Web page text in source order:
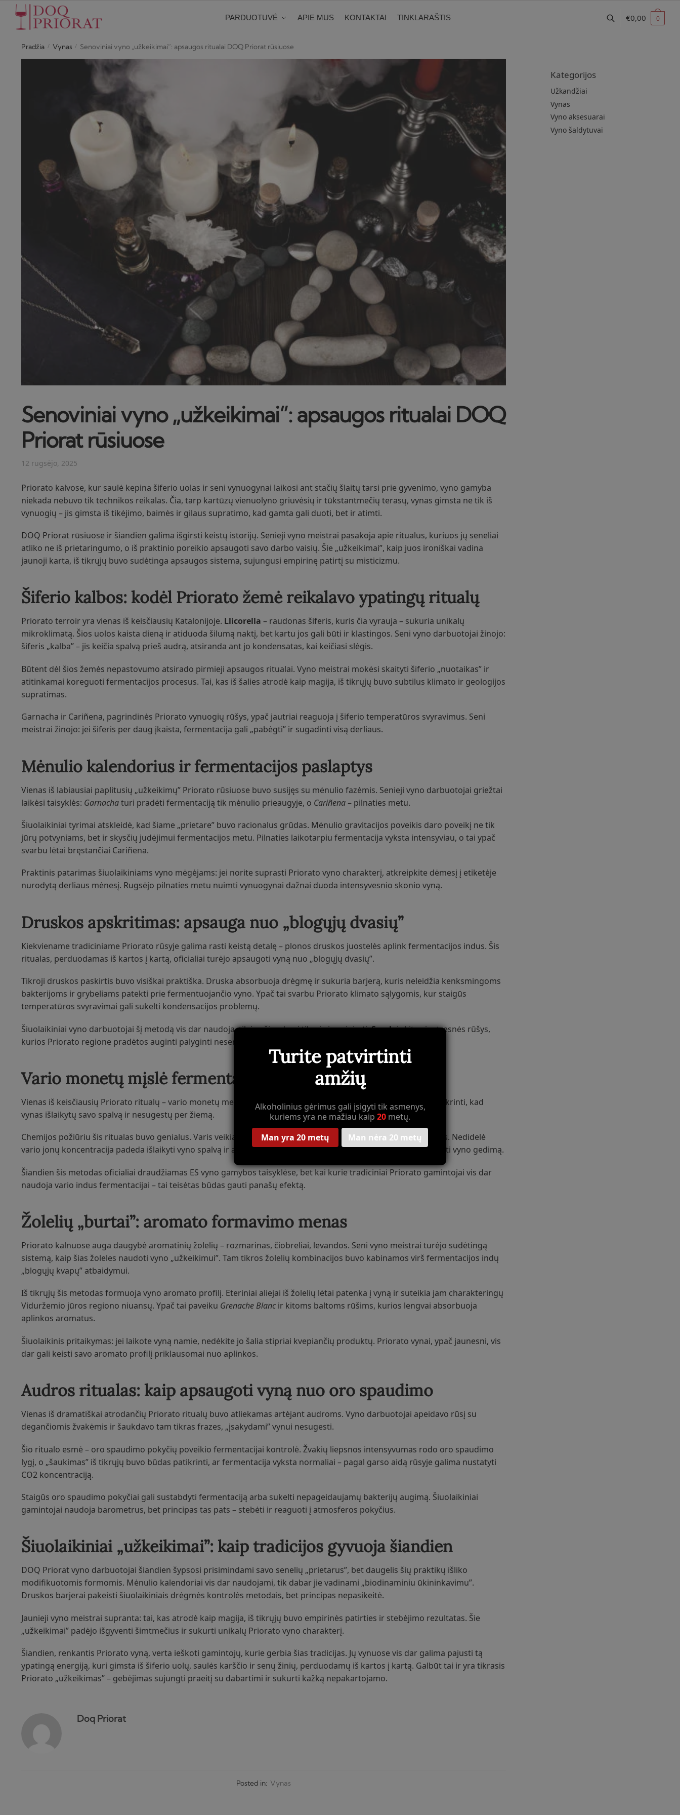
navigation
content
PARDUOTUVĖ APIE MUS KONTAKTAI TINKLARAŠTIS €0,00 0
Pradžia / Vynas / Senoviniai vyno „užkeikimai”: apsaugos ritualai DOQ Priorat rūsiuose
Senoviniai vyno „užkeikimai”: apsaugos ritualai DOQ
Priorat rūsiuose
12 rugsėjo, 2025
Priorato kalvose, kur saulė kepina šiferio uolas ir seni vynuogynai laikosi ant stačių šlaitų tarsi prie gyvenimo, vyno gamyba
niekada nebuvo tik technikos reikalas. Čia, tarp kartūzų vienuolyno griuvėsių ir tūkstantmečių terasų, vynas gimsta ne tik iš
vynuogių – jis gimsta iš tikėjimo, baimės ir gilaus supratimo, kad gamta gali duoti, bet ir atimti.
DOQ Priorat rūsiuose ir šiandien galima išgirsti keistų istorijų. Senieji vyno meistrai pasakoja apie ritualus, kuriuos jų seneliai
atliko ne iš prietaringumo, o iš praktinio poreikio apsaugoti savo darbo vaisių. Šie „užkeikimai”, kaip juos ironiškai vadina
jaunoji karta, iš tikrųjų buvo sudėtinga apsaugos sistema, sujungusi empirinę patirtį su misticizmu.
Šiferio kalbos: kodėl Priorato žemė reikalavo ypatingų ritualų
Priorato terroir yra vienas iš keisčiausių Katalonijoje. Llicorella – raudonas šiferis, kuris čia vyrauja – sukuria unikalų
mikroklimatą. Šios uolos kaista dieną ir atiduoda šilumą naktį, bet kartu jos gali būti ir klastingos. Seni vyno darbuotojai žinojo:
šiferis „kalba” – jis keičia spalvą prieš audrą, atsiranda ant jo kondensatas, kai keičiasi slėgis.
Būtent dėl šios žemės nepastovumo atsirado pirmieji apsaugos ritualai. Vyno meistrai mokėsi skaityti šiferio „nuotaikas” ir
atitinkamai koreguoti fermentacijos procesus. Tai, kas iš šalies atrodė kaip magija, iš tikrųjų buvo subtilus klimato ir geologijos
supratimas.
Garnacha ir Cariñena, pagrindinės Priorato vynuogių rūšys, ypač jautriai reaguoja į šiferio temperatūros svyravimus. Seni
meistrai žinojo: jei šiferis per daug įkaista, fermentacija gali „pabėgti” ir sugadinti visą derliaus.
Mėnulio kalendorius ir fermentacijos paslaptys
Vienas iš labiausiai paplitusių „užkeikimų” Priorato rūsiuose buvo susijęs su mėnulio fazėmis. Senieji vyno darbuotojai griežtai
laikėsi taisyklės: Garnachaturi pradėti fermentaciją tik mėnulio prieaugyje, o Cariñena– pilnaties metu.
Šiuolaikiniai tyrimai atskleidė, kad šiame „prietare” buvo racionalus grūdas. Mėnulio gravitacijos poveikis daro poveikį ne tik
jūrų potvyniams, bet ir skysčių judėjimui fermentacijos metu. Pilnaties laikotarpiu fermentacija vyksta intensyviau, o tai ypač
svarbu lėtai bręstančiai Cariñena.
Praktinis patarimas šiuolaikiniams vyno mėgėjams: jei norite suprasti Priorato vyno charakterį, atkreipkite dėmesį į etiketėje
nurodytą derliaus mėnesį. Rugsėjo pilnaties metu nuimti vynuogynai dažnai duoda intensyvesnio skonio vyną.
Druskos apskritimas: apsauga nuo „blogųjų dvasių”
Kiekviename tradiciniame Priorato rūsyje galima rasti keistą detalę – plonos druskos juostelės aplink fermentacijos indus. Šis
ritualas, perduodamas iš kartos į kartą, oficialiai turėjo apsaugoti vyną nuo „blogųjų dvasių”.
Tikroji druskos paskirtis buvo visiškai praktiška. Druska absorbuoja drėgmę ir sukuria barjerą, kuris neleidžia kenksmingoms
bakterijoms ir grybeliams patekti prie fermentuojančio vyno. Ypač tai svarbu Priorato klimato sąlygomis, kur staigūs
temperatūros svyravimai gali sukelti kondensacijos problemų.
Šiuolaikiniai vyno darbuotojai šį metodą vis dar naudoja, tik jau žinodami tikrąją jo prigimtį.Syrahir kitos jautresnės rūšys,
kurios Priorato regione pradėtos auginti palyginti neseniai, ypač gerai reaguoja į tokią apsaugą.
Vario monetų mįslė fermentacijos induose
Vienas iš keisčiausių Priorato ritualų – vario monetų metimas į fermentacijos indus. Šis „užkeikimas” turėjo užtikrinti, kad
vynas išlaikytų savo spalvą ir nesugestų per žiemą.
Chemijos požiūriu šis ritualas buvo genialus. Varis veikia kaip natūralus antioksidantas ir antibakterinis agentas. Nedidelė
vario jonų koncentracija padeda išlaikyti vyno spalvą ir apsaugo nuo kai kurių bakterijų veislių, kurios gali sukelti vyno gedimą.
Šiandien šis metodas oficialiai draudžiamas ES vyno gamybos taisyklėse, bet kai kurie tradiciniai Priorato gamintojai vis dar
naudoja vario indus fermentacijai – tai teisėtas būdas gauti panašų efektą.
Žolelių „burtai”: aromato formavimo menas
Priorato kalnuose auga daugybė aromatinių žolelių – rozmarinas, čiobreliai, levandos. Seni vyno meistrai turėjo sudėtingą
sistemą, kaip šias žoleles naudoti vyno „užkeikimui”. Tam tikros žolelių kombinacijos buvo kabinamos virš fermentacijos indų
„blogųjų kvapų” atbaidymui.
Iš tikrųjų šis metodas formuoja vyno aromato profilį. Eteriniai aliejai iš žolelių lėtai patenka į vyną ir suteikia jam charakteringų
Viduržemio jūros regiono niuansų. Ypač tai paveiku Grenache Blancir kitoms baltoms rūšims, kurios lengvai absorbuoja
aplinkos aromatus.
Šiuolaikinis pritaikymas: jei laikote vyną namie, nedėkite jo šalia stipriai kvepiančių produktų. Priorato vynai, ypač jaunesni, vis
dar gali keisti savo aromato profilį priklausomai nuo aplinkos.
Audros ritualas: kaip apsaugoti vyną nuo oro spaudimo
Vienas iš dramatiškai atrodančių Priorato ritualų buvo atliekamas artėjant audroms. Vyno darbuotojai apeidavo rūsį su
degančiomis žvakėmis ir šaukdavo tam tikras frazes, „įsakydami” vynui nesugesti.
Šio ritualo esmė – oro spaudimo pokyčių poveikio fermentacijai kontrolė. Žvakių liepsnos intensyvumas rodo oro spaudimo
lygį, o „šaukimas” iš tikrųjų buvo būdas patikrinti, ar fermentacija vyksta normaliai – pagal garso aidą rūsyje galima nustatyti
CO2 koncentraciją.
Staigūs oro spaudimo pokyčiai gali sustabdyti fermentaciją arba sukelti nepageidaujamų bakterijų augimą. Šiuolaikiniai
gamintojai naudoja barometrus, bet principas tas pats – stebėti ir reaguoti į atmosferos pokyčius.
Šiuolaikiniai „užkeikimai”: kaip tradicijos gyvuoja šiandien
DOQ Priorat vyno darbuotojai šiandien šypsosi prisimindami savo senelių „prietarus”, bet daugelis šių praktikų išliko
modifikuotomis formomis. Mėnulio kalendoriai vis dar naudojami, tik dabar jie vadinami „biodinaminiu ūkininkavimu”.
Druskos barjerai pakeisti šiuolaikiniais drėgmės kontrolės metodais, bet principas nepasikeitė.
Jaunieji vyno meistrai supranta: tai, kas atrodė kaip magija, iš tikrųjų buvo empirinės patirties ir stebėjimo rezultatas. Šie
„užkeikimai” padėjo išgyventi šimtmečius ir sukurti unikalų Priorato vyno charakterį.
Šiandien, renkantis Priorato vyną, verta ieškoti gamintojų, kurie gerbia šias tradicijas. Jų vynuose vis dar galima pajusti tą
ypatingą energiją, kuri gimsta iš šiferio uolų, saulės karščio ir senų žinių, perduodamų iš kartos į kartą. Galbūt tai ir yra tikrasis
Priorato „užkeikimas” – gebėjimas sujungti praeitį su dabartimi ir sukurti kažką nepakartojamo.
Doq Priorat
Posted in: Vynas
Kategorijos
Užkandžiai
Vynas
Vyno aksesuarai
Vyno šaldytuvai
Turite patvirtinti
amžių
Alkoholinius gėrimus gali įsigyti tik asmenys,
kuriems yra ne mažiau kaip 20 metų.
Man yra 20 metų
Man nėra 20 metų